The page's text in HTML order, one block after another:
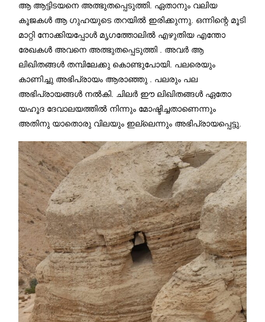
ആ ആട്ടിടയനെ അത്ഭുതപ്പെടുത്തി. ഏതാനും വലിയ
കൂജകൾ ആ ഗുഹയുടെ തറയിൽ ഇരിക്കുന്നു. ഒന്നിന്റെ മൂടി
മാറ്റി നോക്കിയപ്പോൾ മൃഗത്തോലിൽ എഴുതിയ എന്തോ
രേഖകൾ അവനെ അത്ഭുതപ്പെടുത്തി . അവർ ആ
ലിഖിതങ്ങൾ തമ്പിലേക്കു കൊണ്ടുപോയി. പലരെയും
കാണിച്ചു അഭിപ്രായം ആരാഞ്ഞു . പലരും പല
അഭിപ്രായങ്ങൾ നൽകി. ചിലർ ഈ ലിഖിതങ്ങൾ ഏതോ
യഹൂദ ദേവാലയത്തിൽ നിന്നും മോഷ്ടിച്ചതാണെന്നും
അതിനു യാതൊരു വിലയും ഇല്ലെന്നും അഭിപ്രായപ്പെട്ടു.